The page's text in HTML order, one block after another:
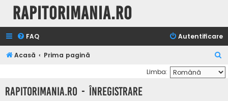
Rapitorimania.ro
FAQ Autentificare
Acasă Prima pagină
ă
u
Limba:
Rapitorimania.ro - Înregistrare